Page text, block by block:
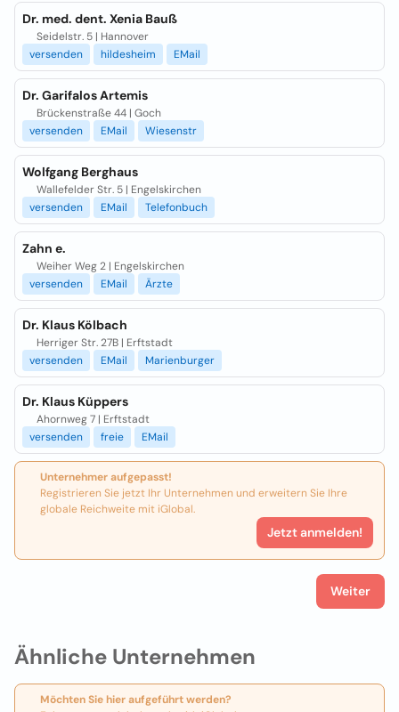
Ähnliche Unternehmen
Möchten Sie hier aufgeführt werden?
Dr. med. dent. Xenia Bauß
Seidelstr. 5 | Hannover
versenden
hildesheim EMail
Dr. Garifalos Artemis
Brückenstraße 44 | Goch
versenden
EMail Wiesenstr
Wolfgang Berghaus
Wallefelder Str. 5 | Engelskirchen
versenden
EMail Telefonbuch
Zahn e.
Weiher Weg 2 | Engelskirchen
versenden
EMail Ärzte
Dr. Klaus Kölbach
Herriger Str. 27B | Erftstadt
versenden
EMail Marienburger
Dr. Klaus Küppers
Ahornweg 7 | Erftstadt
versenden
freie EMail
Unternehmer aufgepasst!
Registrieren Sie jetzt Ihr Unternehmen und erweitern Sie Ihre
globale Reichweite mit iGlobal.
Jetzt anmelden!
Weiter